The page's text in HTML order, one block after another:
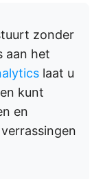
zonder
aan het
laat u
kunt
en